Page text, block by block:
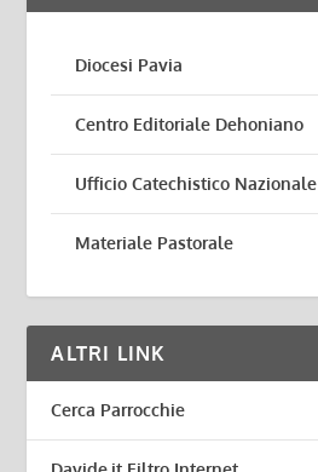
Diocesi Pavia
Centro Editoriale Dehoniano
Ufficio Catechistico Nazionale
Materiale Pastorale
ALTRI LINK
Cerca Parrocchie